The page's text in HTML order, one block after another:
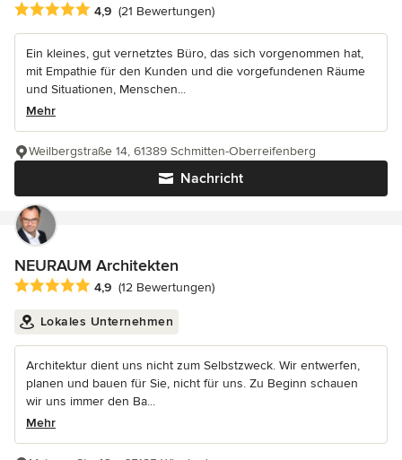
Durchschnittliche Bewertung: 4.9 von 5 Sternen
4,9 (21 Bewertungen)
Ein kleines, gut vernetztes Büro, das sich vorgenommen hat,
mit Empathie für den Kunden und die vorgefundenen Räume
und Situationen, Menschen...
Mehr
Nachricht
Weilbergstraße 14, 61389 Schmitten-Oberreifenberg
NEURAUM Architekten
Durchschnittliche Bewertung: 4.9 von 5 Sternen
4,9 (12 Bewertungen)
Lokales Unternehmen
Architektur dient uns nicht zum Selbstzweck. Wir entwerfen,
planen und bauen für Sie, nicht für uns. Zu Beginn schauen
wir uns immer den Ba...
Mehr